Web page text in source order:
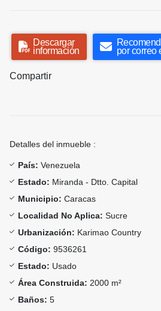
Descargar
información
por correo
Compartir
Detalles del inmueble :
País: Venezuela
Estado: Miranda - Dtto. Capital
Municipio: Caracas
Localidad No Aplica: Sucre
Urbanización: Karimao Country
Código: 9536261
Estado: Usado
Área Construida: 2000 m²
Baños: 5